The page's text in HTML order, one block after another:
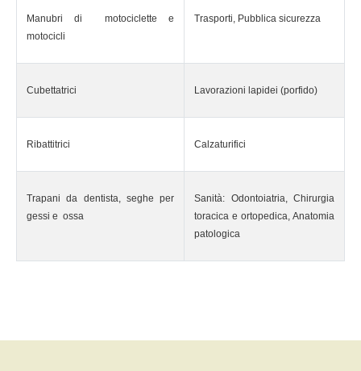
Manubri di motociclette e
motocicli
Trasporti, Pubblica sicurezza
Cubettatrici Lavorazioni lapidei (porfido)
Ribattitrici Calzaturifici
Trapani da dentista, seghe per
gessi e ossa
Sanità: Odontoiatria, Chirurgia
toracica e ortopedica, Anatomia
patologica